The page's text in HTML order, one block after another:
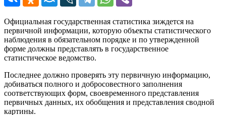
Официальная государственная статистика зиждется на
первичной информации, которую объекты статистического
наблюдения в обязательном порядке и по утвержденной
форме должны представлять в государственное
статистическое ведомство.
Последнее должно проверять эту первичную информацию,
добиваться полного и добросовестного заполнения
соответствующих форм, своевременного представления
первичных данных, их обобщения и представления сводной
картины.